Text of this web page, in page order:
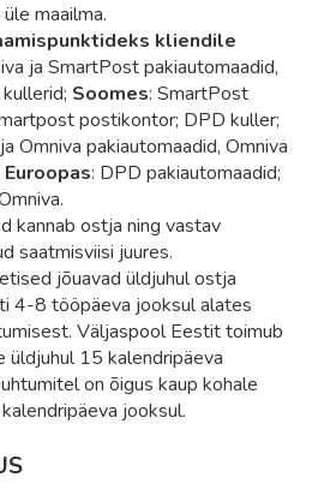
maailma.
kliendile
ja SmartPost pakiautomaadid,
Soomes: SmartPost
postikontor; DPD kuller;
Omniva pakiautomaadid, Omniva
Euroopas: DPD pakiautomaadid;
kannab ostja ning vastav
saatmisviisi juures.
jõuavad üldjuhul ostja
4-8 tööpäeva jooksul alates
Väljaspool Eestit toimub
üldjuhul 15 kalendripäeva
on õigus kaup kohale
jooksul.